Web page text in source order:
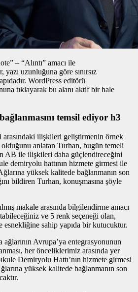
– “Alıntı” amacı ile
uzunluğuna göre sınırsız
WordPress editörü
tıklayarak bu alanı aktif bir hale
temsil ediyor h3
ilişkileri geliştirmenin örnek
anlatan Turhan, bugün temeli
AB ile ilişkileri daha güçlendireceğini
demiryolu hattının hizmete girmesi ile
yüksek kalitede bağlanmanın son
bildiren Turhan, konuşmasına şöyle
makale arasında bilgilendirme amacı
ve 5 renk seçeneği olan,
esnekliğine sahip yapıda bir kutucuktur.
Avrupa’ya entegrasyonunun
her önceliklerimiz arasında yer
Demiryolu Hattı’nın hizmete girmesi
yüksek kalitede bağlanmanın son